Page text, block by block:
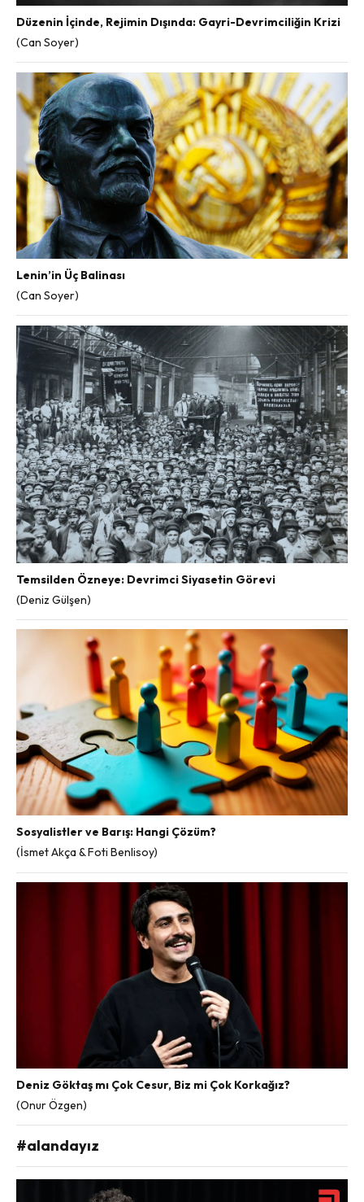
Düzenin İçinde, Rejimin Dışında: Gayri-Devrimciliğin Krizi
(Can Soyer)
Lenin’in Üç Balinası
(Can Soyer)
Temsilden Özneye: Devrimci Siyasetin Görevi
(Deniz Gülşen)
Sosyalistler ve Barış: Hangi Çözüm?
(İsmet Akça & Foti Benlisoy)
Deniz Göktaş mı Çok Cesur, Biz mi Çok Korkağız?
(Onur Özgen)
#alandayız